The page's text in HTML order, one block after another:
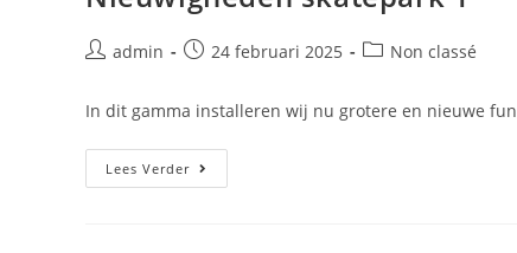
admin 24 februari 2025 Non classé
In dit gamma installeren wij nu grotere en nieuwe
Lees Verder